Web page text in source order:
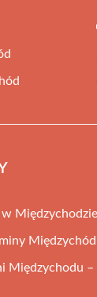
Międzychodu